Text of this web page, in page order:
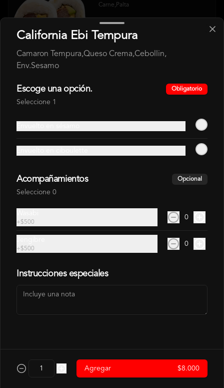
Carne,Palta
$8.500
HOSOMAKI
Hosomaki Atun
$4.500
$4.500
California Ebi Tempura
Camaron Tempura,Queso Crema,Cebollin,
Env.Sesamo
Escoge una opción. Obligatorio
Seleccione 1
Acompañamientos Opcional
Seleccione 0
+$500
0
+$500
0
Instrucciones especiales
Agregar $8.000